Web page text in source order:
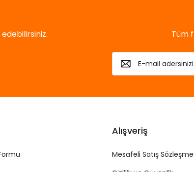
Tüm
Alışveriş
Mesafeli Satış